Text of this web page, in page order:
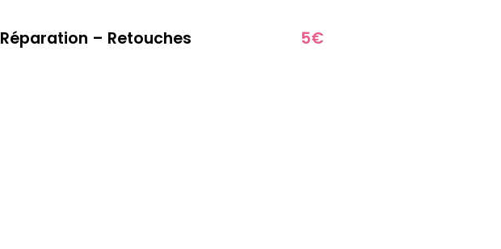
Réparation – Retouches 5€